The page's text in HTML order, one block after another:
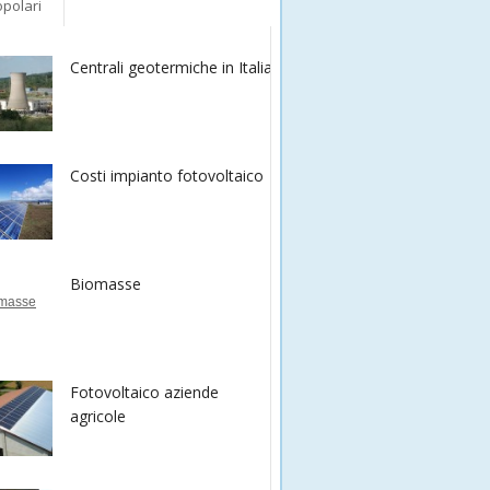
Centrali geotermiche in Italia
Costi impianto fotovoltaico
Biomasse
Fotovoltaico aziende
agricole